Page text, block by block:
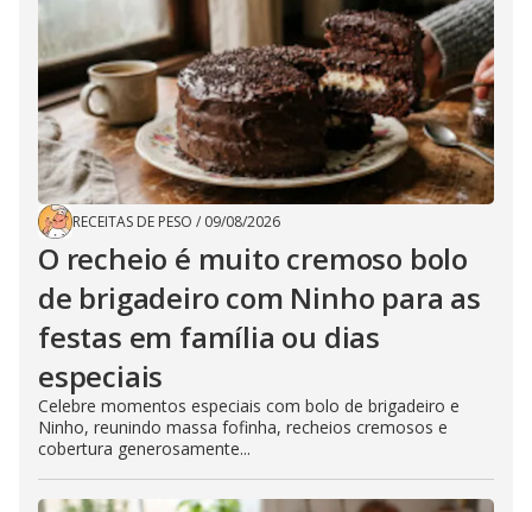
RECEITAS DE PESO / 09/08/2026
O recheio é muito cremoso bolo
de brigadeiro com Ninho para as
festas em família ou dias
especiais
Celebre momentos especiais com bolo de brigadeiro e
Ninho, reunindo massa fofinha, recheios cremosos e
cobertura generosamente...